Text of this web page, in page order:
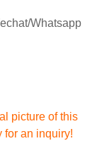
Whatsapp
picture of this
for an inquiry!